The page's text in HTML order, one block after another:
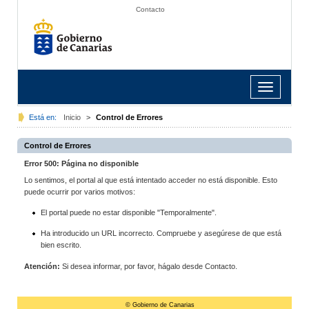
Contacto
Toggle
navigation
Está en: Inicio > Control de Errores
Control de Errores
Error 500: Página no disponible
Lo sentimos, el portal al que está intentado acceder no está disponible. Esto
puede ocurrir por varios motivos:
El portal puede no estar disponible "Temporalmente".
Ha introducido un URL incorrecto. Compruebe y asegúrese de que está
bien escrito.
Atención: Si desea informar, por favor, hágalo desde Contacto.
© Gobierno de Canarias